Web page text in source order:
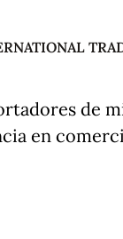
de
en